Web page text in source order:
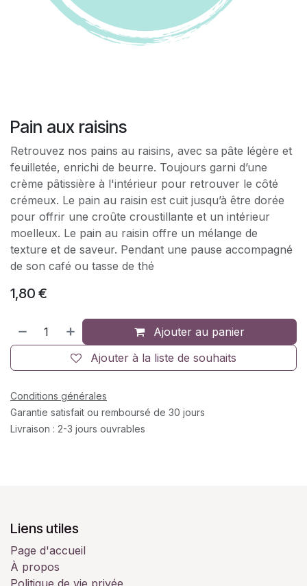
Pain aux raisins
Retrouvez nos pains au raisins, avec sa pâte légère et
feuilletée, enrichi de beurre. Toujours garni d’une
crème pâtissière à l'intérieur pour retrouver le côté
crémeux. Le pain au raisin est cuit jusqu’à être dorée
pour offrir une croûte croustillante et un intérieur
moelleux. Le pain au raisin offre un mélange de
texture et de saveur. Pendant une pause accompagné
de son café ou tasse de thé
1,80 €
Ajouter au panier
Ajouter à la liste de souhaits
Conditions générales
Garantie satisfait ou remboursé de 30 jours
Livraison : 2-3 jours ouvrables
Liens utiles
Page d'accueil
À propos
Politique de vie privée